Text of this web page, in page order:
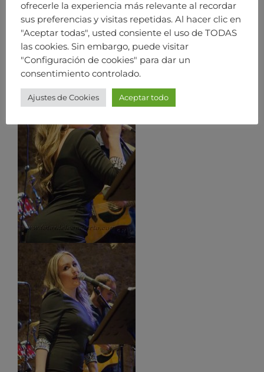
ofrecerle la experiencia más relevante al recordar
sus preferencias y visitas repetidas. Al hacer clic en
"Aceptar todas", usted consiente el uso de TODAS
las cookies. Sin embargo, puede visitar
"Configuración de cookies" para dar un
consentimiento controlado.
Ajustes de Cookies Aceptar todo